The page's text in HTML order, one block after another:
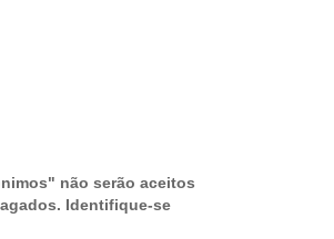
não serão aceitos
Identifique-se